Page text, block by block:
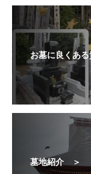
お墓に良くあ
墓地紹介 ＞